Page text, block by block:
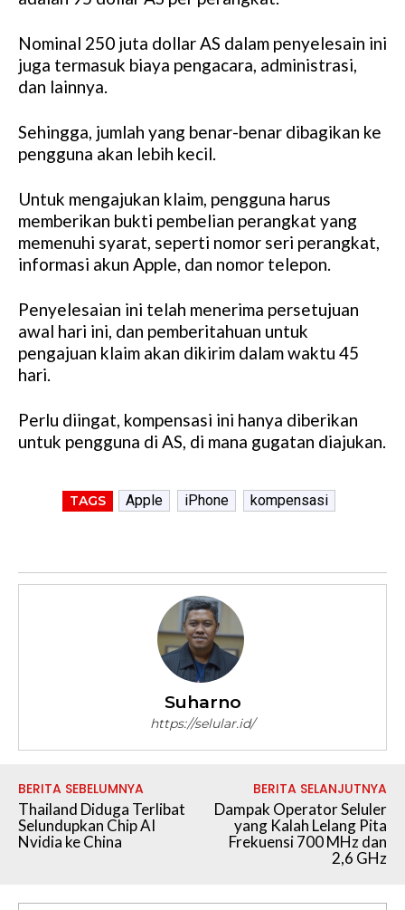
Nominal 250 juta dollar AS dalam penyelesain ini
juga termasuk biaya pengacara, administrasi,
dan lainnya.
Sehingga, jumlah yang benar-benar dibagikan ke
pengguna akan lebih kecil.
Untuk mengajukan klaim, pengguna harus
memberikan bukti pembelian perangkat yang
memenuhi syarat, seperti nomor seri perangkat,
informasi akun Apple, dan nomor telepon.
Penyelesaian ini telah menerima persetujuan
awal hari ini, dan pemberitahuan untuk
pengajuan klaim akan dikirim dalam waktu 45
hari.
Perlu diingat, kompensasi ini hanya diberikan
untuk pengguna di AS, di mana gugatan diajukan.
TAGS Apple iPhone kompensasi
Suharno
https://selular.id/
BERITA SEBELUMNYA
Thailand Diduga Terlibat
Selundupkan Chip AI
Nvidia ke China
BERITA SELANJUTNYA
Dampak Operator Seluler
yang Kalah Lelang Pita
Frekuensi 700 MHz dan
2,6 GHz